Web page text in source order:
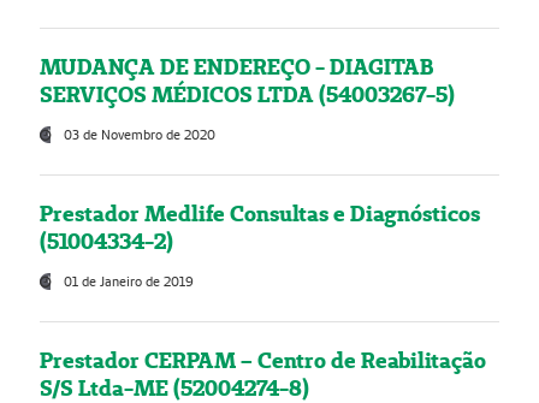
MUDANÇA DE ENDEREÇO - DIAGITAB
SERVIÇOS MÉDICOS LTDA (54003267-5)
03 de Novembro de 2020
Prestador Medlife Consultas e Diagnósticos
(51004334-2)
01 de Janeiro de 2019
Prestador CERPAM – Centro de Reabilitação
S/S Ltda-ME (52004274-8)